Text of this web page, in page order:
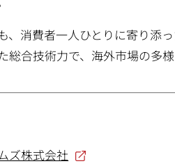
、消費者一人ひとりに寄り添
合技術力で、海外市場の多
ズ株式会社